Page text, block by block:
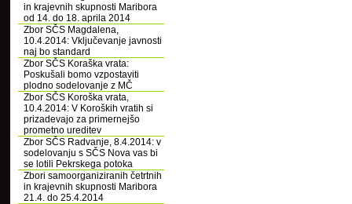
in krajevnih skupnosti Maribora
od 14. do 18. aprila 2014
Zbor SČS Magdalena,
10.4.2014: Vključevanje javnosti
naj bo standard
Zbor SČS Koraška vrata:
Poskušali bomo vzpostaviti
plodno sodelovanje z MČ
Zbor SČS Koroška vrata,
10.4.2014: V Koroških vratih si
prizadevajo za primernejšo
prometno ureditev
Zbor SČS Radvanje, 8.4.2014: v
sodelovanju s SČS Nova vas bi
se lotili Pekrskega potoka
Zbori samoorganiziranih četrtnih
in krajevnih skupnosti Maribora
21.4. do 25.4.2014